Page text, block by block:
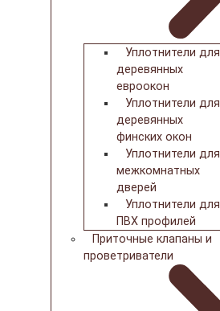
Уплотнители для
деревянных
евроокон
Уплотнители для
деревянных
финских окон
Уплотнители для
межкомнатных
дверей
Уплотнители для
ПВХ профилей
Приточные клапаны и
проветриватели